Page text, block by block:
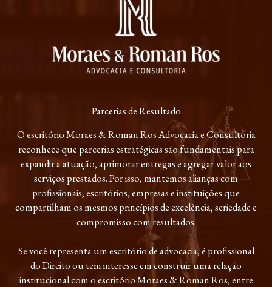
Parcerias de Resultado
O escritório Moraes & Roman Ros Advocacia e Consultoria
reconhece que parcerias estratégicas são fundamentais para
expandir a atuação, aprimorar entregas e agregar valor aos
serviços prestados. Por isso, mantemos alianças com
profissionais, escritórios, empresas e instituições que
compartilham os mesmos princípios de excelência, seriedade e
compromisso com resultados.
Se você representa um escritório de advocacia, é profissional
do Direito ou tem interesse em construir uma relação
institucional com o escritório Moraes & Roman Ros, entre